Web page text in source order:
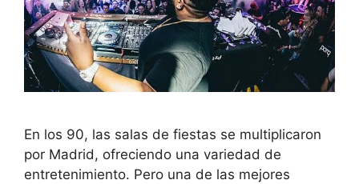
En los 90, las salas de fiestas se multiplicaron
por Madrid, ofreciendo una variedad de
entretenimiento. Pero una de las mejores